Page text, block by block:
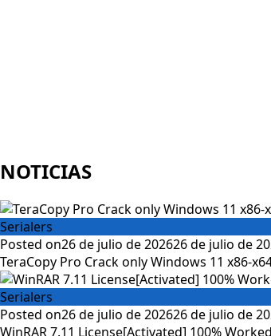
NOTICIAS
Serialers
Posted on26 de julio de 202626 de julio de
TeraCopy Pro Crack only Windows 11 x86-
Serialers
Posted on26 de julio de 202626 de julio de
WinRAR 7.11 License[Activated] 100%